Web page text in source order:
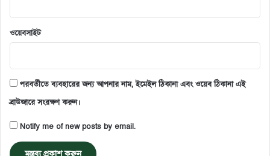
ওয়েবসাইট
পরবর্তীতে ব্যবহারের জন্য আপনার নাম, ইমেইল ঠিকানা এবং ওয়েব ঠিকানা এই
ব্রাউজারে সংরক্ষণ করুন।
Notify me of new posts by email.